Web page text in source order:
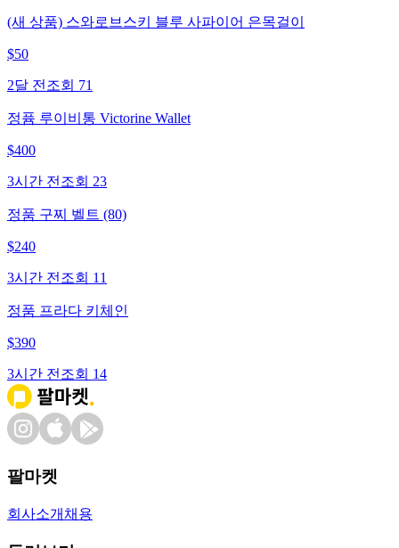
(새 상품) 스와로브스키 블루 사파이어 은목걸이
$50
2달 전 조회 71
정퓸 루이비통 Victorine Wallet
$400
3시간 전 조회 23
정품 구찌 벨트 (80)
$240
3시간 전 조회 11
정품 프라다 키체인
$390
3시간 전 조회 14
팔마켓
회사소개 채용